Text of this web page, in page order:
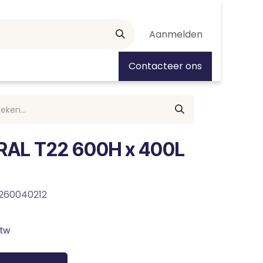
Aanmelden
Contacteer ons
T22 600H x 400L